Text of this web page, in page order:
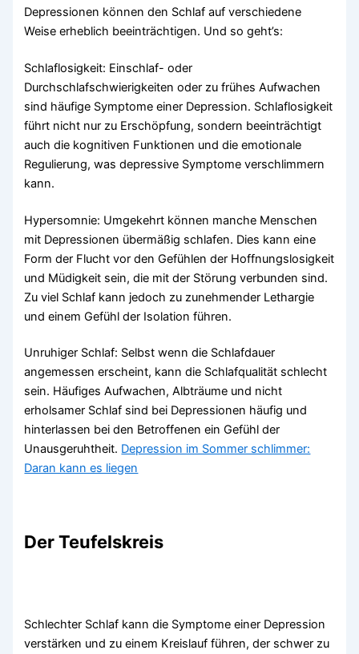
Depressionen können den Schlaf auf verschiedene
Weise erheblich beeinträchtigen. Und so geht’s:
Schlaflosigkeit: Einschlaf- oder
Durchschlafschwierigkeiten oder zu frühes Aufwachen
sind häufige Symptome einer Depression. Schlaflosigkeit
führt nicht nur zu Erschöpfung, sondern beeinträchtigt
auch die kognitiven Funktionen und die emotionale
Regulierung, was depressive Symptome verschlimmern
kann.
Hypersomnie: Umgekehrt können manche Menschen
mit Depressionen übermäßig schlafen. Dies kann eine
Form der Flucht vor den Gefühlen der Hoffnungslosigkeit
und Müdigkeit sein, die mit der Störung verbunden sind.
Zu viel Schlaf kann jedoch zu zunehmender Lethargie
und einem Gefühl der Isolation führen.
Unruhiger Schlaf: Selbst wenn die Schlafdauer
angemessen erscheint, kann die Schlafqualität schlecht
sein. Häufiges Aufwachen, Albträume und nicht
erholsamer Schlaf sind bei Depressionen häufig und
hinterlassen bei den Betroffenen ein Gefühl der
Unausgeruhtheit. Depression im Sommer schlimmer:
Daran kann es liegen
Der Teufelskreis
Schlechter Schlaf kann die Symptome einer Depression
verstärken und zu einem Kreislauf führen, der schwer zu